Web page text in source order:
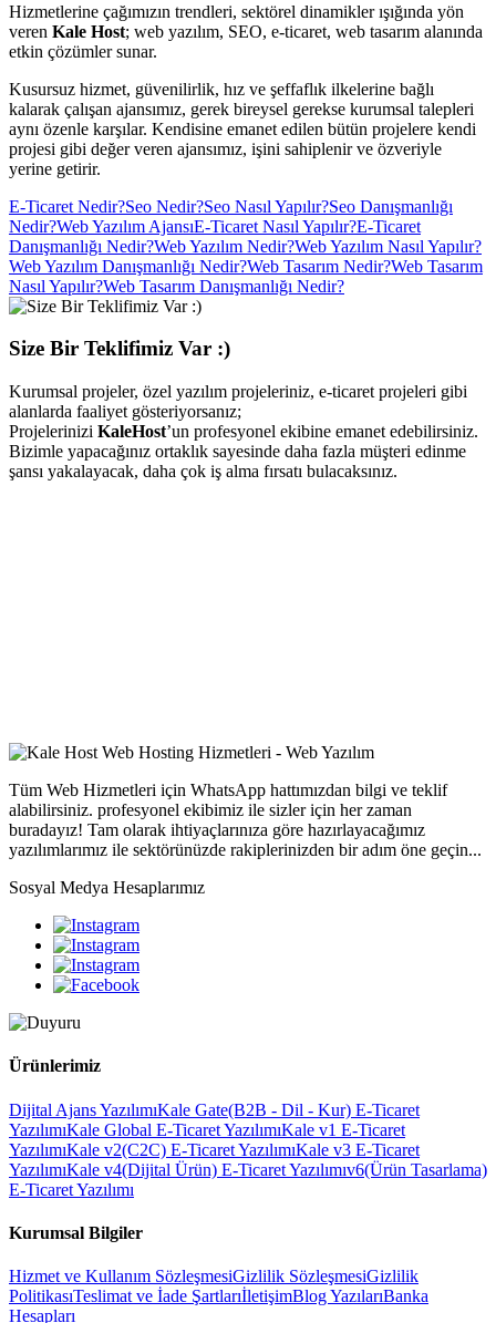
Hizmetlerine çağımızın trendleri, sektörel dinamikler ışığında yön
veren Kale Host; web yazılım, SEO, e-ticaret, web tasarım alanında
etkin çözümler sunar.
Kusursuz hizmet, güvenilirlik, hız ve şeffaflık ilkelerine bağlı
kalarak çalışan ajansımız, gerek bireysel gerekse kurumsal talepleri
aynı özenle karşılar. Kendisine emanet edilen bütün projelere kendi
projesi gibi değer veren ajansımız, işini sahiplenir ve özveriyle
yerine getirir.
E-Ticaret Nedir?Seo Nedir?Seo Nasıl Yapılır?Seo Danışmanlığı
Nedir?Web Yazılım AjansıE-Ticaret Nasıl Yapılır?E-Ticaret
Danışmanlığı Nedir?Web Yazılım Nedir?Web Yazılım Nasıl Yapılır?
Web Yazılım Danışmanlığı Nedir?Web Tasarım Nedir?Web Tasarım
Nasıl Yapılır?Web Tasarım Danışmanlığı Nedir?
Size Bir Teklifimiz Var :)
Kurumsal projeler, özel yazılım projeleriniz, e-ticaret projeleri gibi
alanlarda faaliyet gösteriyorsanız;
Projelerinizi KaleHost’un profesyonel ekibine emanet edebilirsiniz.
Bizimle yapacağınız ortaklık sayesinde daha fazla müşteri edinme
şansı yakalayacak, daha çok iş alma fırsatı bulacaksınız.
Tüm Web Hizmetleri için WhatsApp hattımızdan bilgi ve teklif
alabilirsiniz. profesyonel ekibimiz ile sizler için her zaman
buradayız! Tam olarak ihtiyaçlarınıza göre hazırlayacağımız
yazılımlarımız ile sektörünüzde rakiplerinizden bir adım öne geçin...
Sosyal Medya Hesaplarımız
Ürünlerimiz
Dijital Ajans YazılımıKale Gate(B2B - Dil - Kur) E-Ticaret
YazılımıKale Global E-Ticaret YazılımıKale v1 E-Ticaret
YazılımıKale v2(C2C) E-Ticaret YazılımıKale v3 E-Ticaret
YazılımıKale v4(Dijital Ürün) E-Ticaret Yazılımıv6(Ürün Tasarlama)
E-Ticaret Yazılımı
Kurumsal Bilgiler
Hizmet ve Kullanım SözleşmesiGizlilik SözleşmesiGizlilik
PolitikasıTeslimat ve İade ŞartlarıİletişimBlog YazılarıBanka
Hesapları